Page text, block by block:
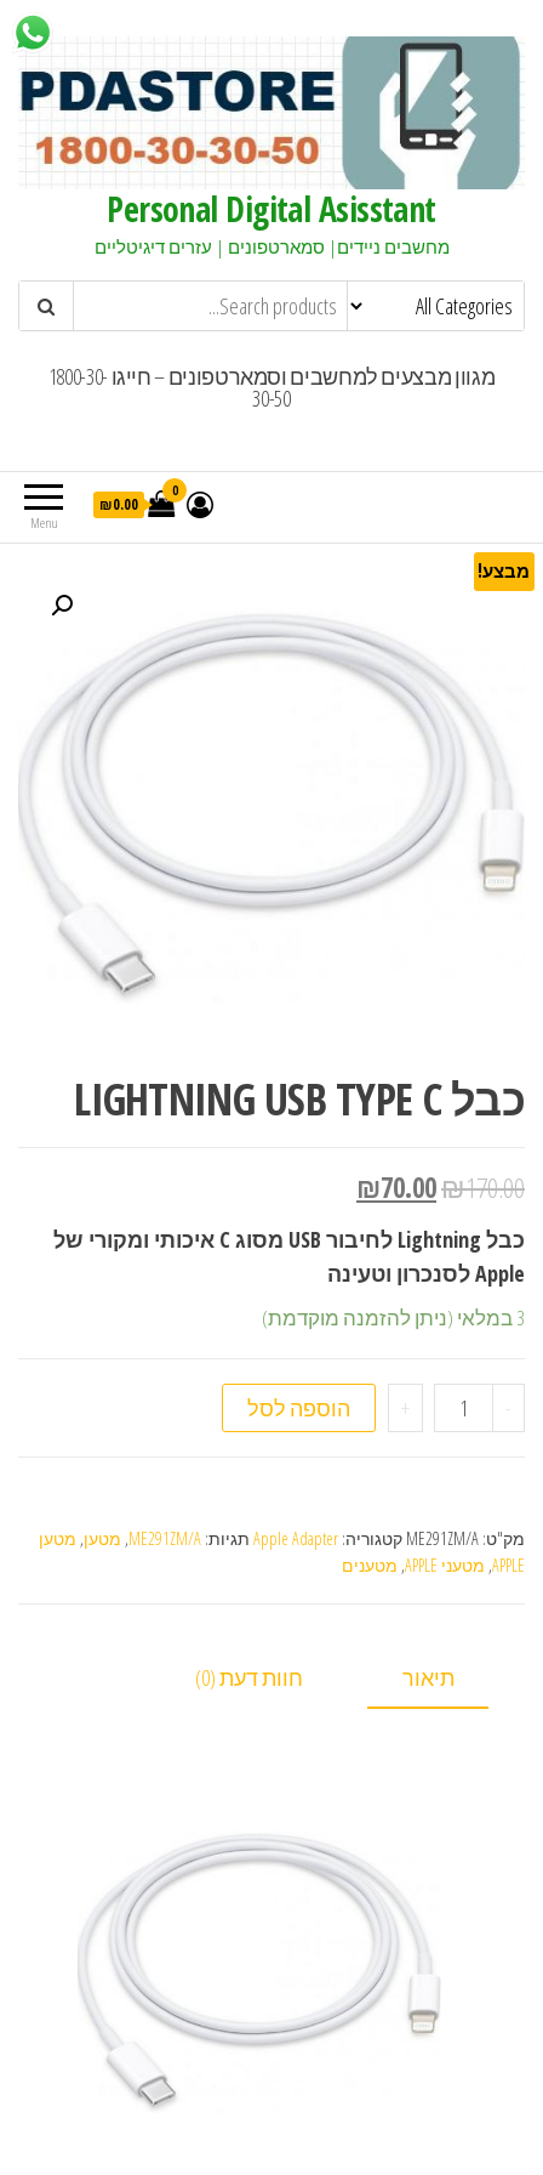
Personal Digital Asisstant
מחשבים ניידים| סמארטפונים | עזרים דיגיטליים
מגוון מבצעים למחשבים וסמארטפונים – חייגו 1800-30-
30-50
Menu
0
₪0.00
מבצע!
כבל LIGHTNING USB TYPE C
₪170.00
₪70.00
כבל Lightning לחיבור USB מסוג C איכותי ומקורי של
Apple לסנכרון וטעינה
3 במלאי (ניתן להזמנה מוקדמת)
- כמות של כבל LIGHTNING USB TYPE C
+ הוספה לסל
מק"ט: ME291ZM/A קטגוריה: Apple Adapter תגיות: ME291ZM/A
, מטען, מטען
APPLE
, מטעני APPLE , מטענים
תיאור חוות דעת (0)